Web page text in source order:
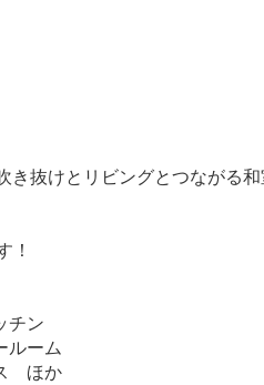
抜けとリビングとつながる
！
チン
ルーム
ほか